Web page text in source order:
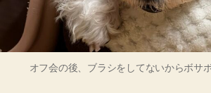
オフ会の後、ブラシをしてないからボサ